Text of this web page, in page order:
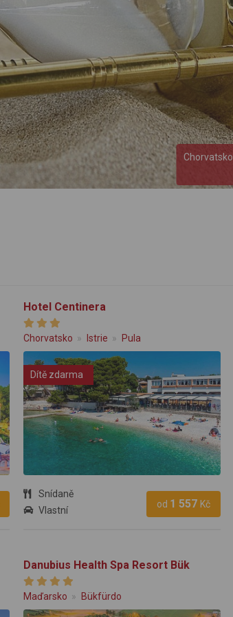
Chorvatsko
Hotel Centinera
Chorvatsko Istrie Pula
Dítě zdarma
Snídaně
Vlastní
od 1 557Kč
Danubius Health Spa Resort Bük
Maďarsko Bükfürdo